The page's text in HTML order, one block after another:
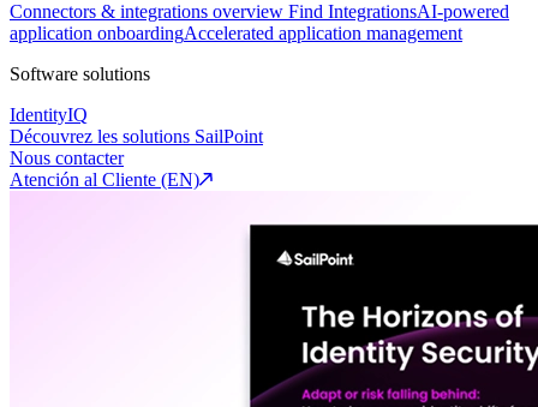
Connectors & integrations overview Find IntegrationsAI-powered
application onboardingAccelerated application management
Software solutions
IdentityIQ
Découvrez les solutions SailPoint
Nous contacter
Atención al Cliente (EN)